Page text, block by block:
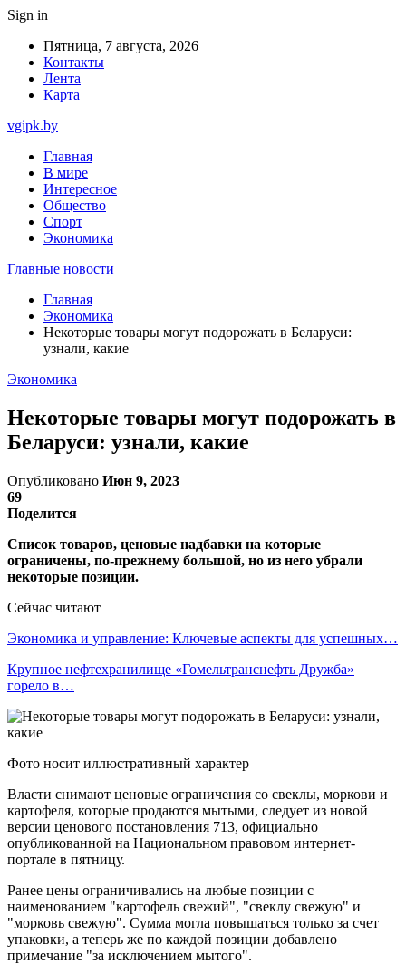
Sign in
Пятница, 7 августа, 2026
Контакты
Лента
Карта
vgipk.by
Главная
В мире
Интересное
Общество
Спорт
Экономика
Главные новости
Главная
Экономика
Некоторые товары могут подорожать в Беларуси:
узнали, какие
Экономика
Некоторые товары могут подорожать в
Беларуси: узнали, какие
Опубликовано Июн 9, 2023
69
Поделится
Список товаров, ценовые надбавки на которые
ограничены, по-прежнему большой, но из него убрали
некоторые позиции.
Сейчас читают
Экономика и управление: Ключевые аспекты для успешных…
Крупное нефтехранилище «Гомельтранснефть Дружба»
горело в…
Фото носит иллюстративный характер
Власти снимают ценовые ограничения со свеклы, моркови и
картофеля, которые продаются мытыми, следует из новой
версии ценового постановления 713, официально
опубликованной на Национальном правовом интернет-
портале в пятницу.
Ранее цены ограничивались на любые позиции с
наименованием "картофель свежий", "свеклу свежую" и
"морковь свежую". Сумма могла повышаться только за счет
упаковки, а теперь же по каждой позиции добавлено
примечание "за исключением мытого".